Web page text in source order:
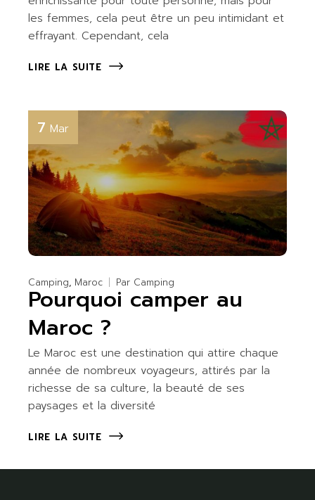
les femmes, cela peut être un peu intimidant et
effrayant. Cependant, cela
LIRE LA SUITE
7 Mar
Camping Maroc Par Camping
Pourquoi camper au
Maroc ?
Le Maroc est une destination qui attire chaque
année de nombreux voyageurs, attirés par la
richesse de sa culture, la beauté de ses
paysages et la diversité
LIRE LA SUITE